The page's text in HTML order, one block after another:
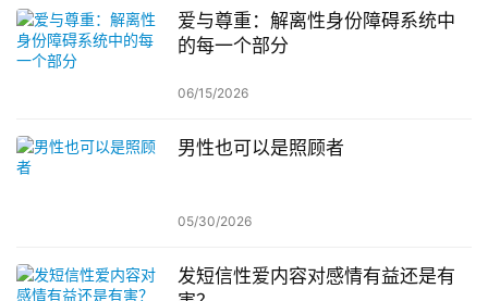
爱与尊重：解离性身份障碍系统中
的每一个部分
06/15/2026
男性也可以是照顾者
05/30/2026
发短信性爱内容对感情有益还是有